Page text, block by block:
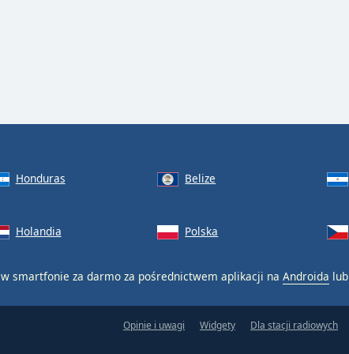
Honduras Belize
Holandia Polska
w smartfonie za darmo za pośrednictwem aplikacji na Androida lub
Opinie i uwagi Widgety Dla stacji radiowych